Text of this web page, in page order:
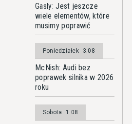
Gasly: Jest jeszcze
wiele elementów, które
musimy poprawić
Poniedziałek 3.08
McNish: Audi bez
poprawek silnika w 2026
roku
Sobota 1.08